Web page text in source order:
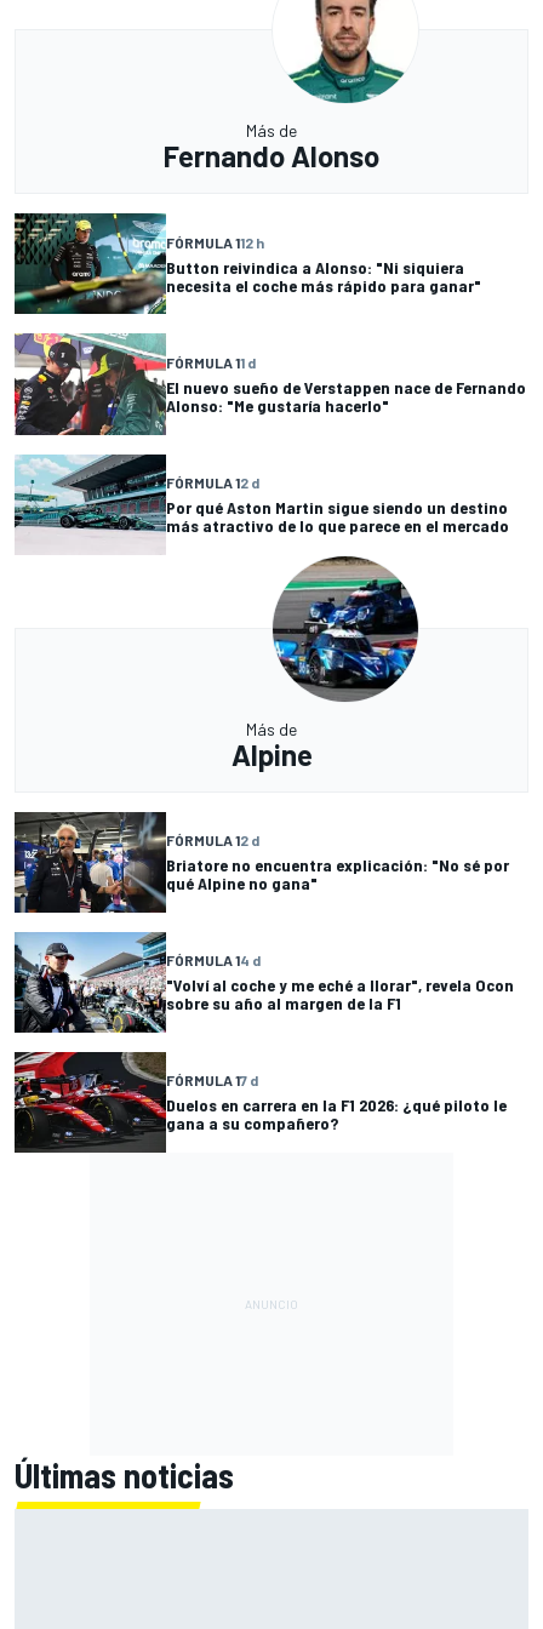
Más de
Fernando Alonso
FÓRMULA 112 h
Button reivindica a Alonso: "Ni siquiera
necesita el coche más rápido para ganar"
FÓRMULA 11 d
El nuevo sueño de Verstappen nace de Fernando
Alonso: "Me gustaría hacerlo"
FÓRMULA 12 d
Por qué Aston Martin sigue siendo un destino
más atractivo de lo que parece en el mercado
Más de
Alpine
FÓRMULA 12 d
Briatore no encuentra explicación: "No sé por
qué Alpine no gana"
FÓRMULA 14 d
"Volví al coche y me eché a llorar", revela Ocon
sobre su año al margen de la F1
FÓRMULA 17 d
Duelos en carrera en la F1 2026: ¿qué piloto le
gana a su compañero?
Últimas noticias